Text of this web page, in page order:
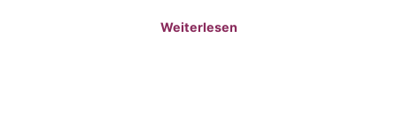
Weiterlesen